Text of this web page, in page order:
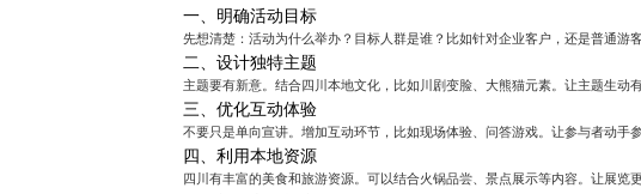
一、明确活动目标
先想清楚：活动为什么举办？目标人群是谁？比如针对企业客户，还是普通游
二、设计独特主题
主题要有新意。结合四川本地文化，比如川剧变脸、大熊猫元素。让主题生动
三、优化互动体验
不要只是单向宣讲。增加互动环节，比如现场体验、问答游戏。让参与者动手
四、利用本地资源
四川有丰富的美食和旅游资源。可以结合火锅品尝、景点展示等内容。让展览更